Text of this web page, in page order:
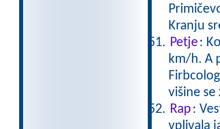
Kranju
Petje :
km/h. A
višine
Rap :
vplivala